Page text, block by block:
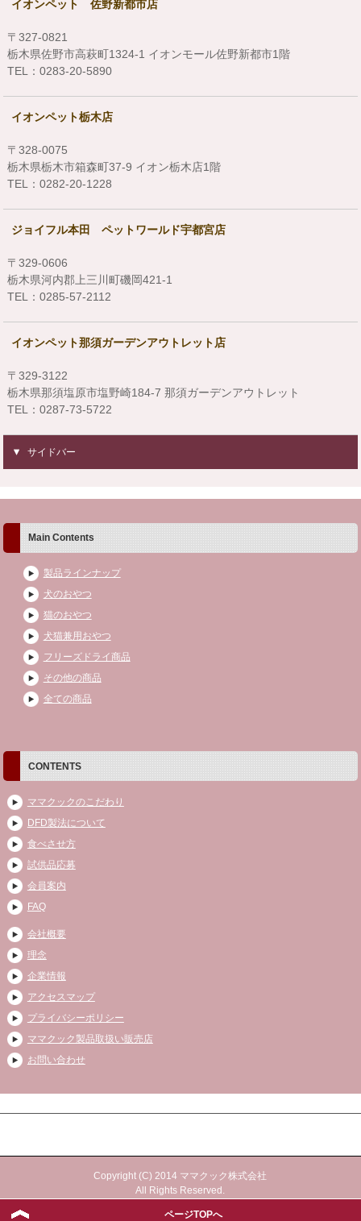
イオンペット 佐野新都市店
〒327-0821
栃木県佐野市高萩町1324-1 イオンモール佐野新都市1階
TEL：0283-20-5890
イオンペット栃木店
〒328-0075
栃木県栃木市箱森町37-9 イオン栃木店1階
TEL：0282-20-1228
ジョイフル本田 ペットワールド宇都宮店
〒329-0606
栃木県河内郡上三川町磯岡421-1
TEL：0285-57-2112
イオンペット那須ガーデンアウトレット店
〒329-3122
栃木県那須塩原市塩野崎184-7 那須ガーデンアウトレット
TEL：0287-73-5722
サイドバー
Main Contents
製品ラインナップ
犬のおやつ
猫のおやつ
犬猫兼用おやつ
フリーズドライ商品
その他の商品
全ての商品
CONTENTS
ママクックのこだわり
DFD製法について
食べさせ方
試供品応募
会員案内
FAQ
会社概要
理念
企業情報
アクセスマップ
プライバシーポリシー
ママクック製品取扱い販売店
お問い合わせ
Copyright (C) 2014 ママクック株式会社
All Rights Reserved.
ページTOPへ